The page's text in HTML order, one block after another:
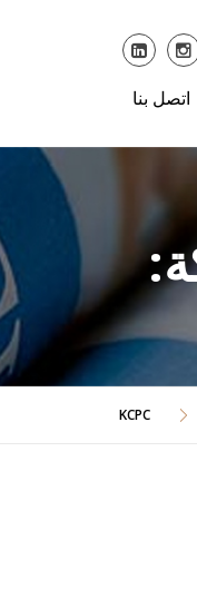
اتصل بنا
KCPC